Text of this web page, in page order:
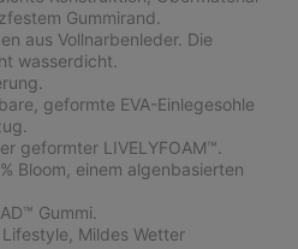
Gummirand.
aus Vollnarbenleder. Die
wasserdicht.
geformte EVA-Einlegesohle
geformter LIVELYFOAM™.
Bloom, einem algenbasierten
Gummi.
Mildes Wetter